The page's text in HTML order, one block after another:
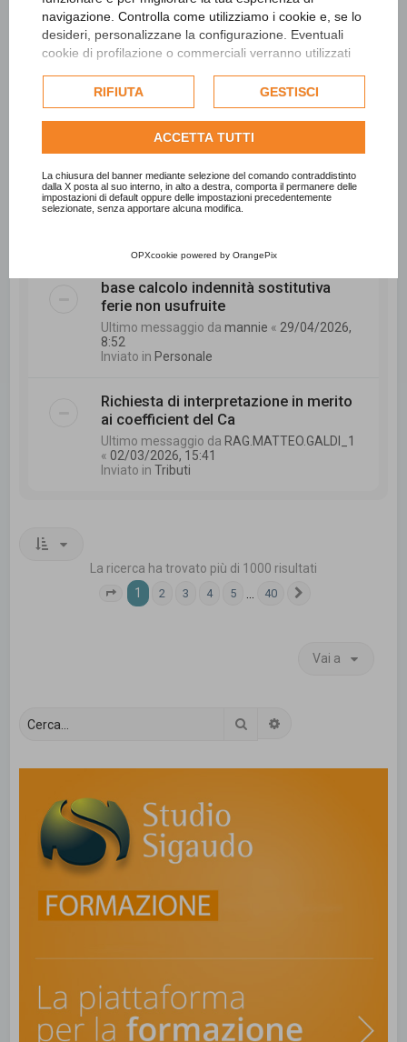
navigazione. Controlla come utilizziamo i cookie e, se lo
desideri, personalizzane la configurazione. Eventuali
cookie di profilazione o commerciali verranno utilizzati
dell'utente e, se consentito, potrebbero essere utilizzati
per personalizzare gli annunci pubblicitari. Per ulteriori
informazioni su come Google utilizza i dati raccolti,
politica sulla privacy di Google
Consulta l'informativa cookie completa.
RIFIUTA GESTISCI
ACCETTA TUTTI
La chiusura del banner mediante selezione del comando contraddistinto
dalla X posta al suo interno, in alto a destra, comporta il permanere delle
impostazioni di default oppure delle impostazioni precedentemente
selezionate, senza apportare alcuna modifica.
OPXcookie powered by OrangePix
Ultimo messaggio daCCC«15/05/2026, 9:11
Inviato inPersonale
La digitalizzazione negli enti locali sta
davvero aiutando?
Ultimo messaggio dasonal2789«
08/05/2026, 7:52
INPS - Richiesta di interessi di rivalsa.
Ultimo messaggio datrombetta
base calcolo indennità sostitutiva
ferie non usufruite
Ultimo messaggio damannie « 29/04/2026,
8:52
Inviato in Personale
Richiesta di interpretazione in merito
ai coefficient del Ca
Ultimo messaggio da RAG.MATTEO.GALDI_1
« 02/03/2026, 15:41
Inviato inTributi
La ricerca ha trovato più di 1000 risultati
Pagina 1di 40
1 2 3 4 5 40
Vai a
Cerca